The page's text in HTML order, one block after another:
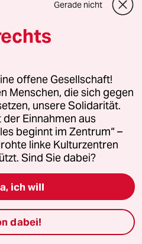
Gerade nicht
offene Gesellschaft!
Menschen, die sich gegen
unsere Solidarität.
Einnahmen aus
beginnt im Zentrum“ –
linke Kulturzentren
Sind Sie dabei?
ich will
dabei!